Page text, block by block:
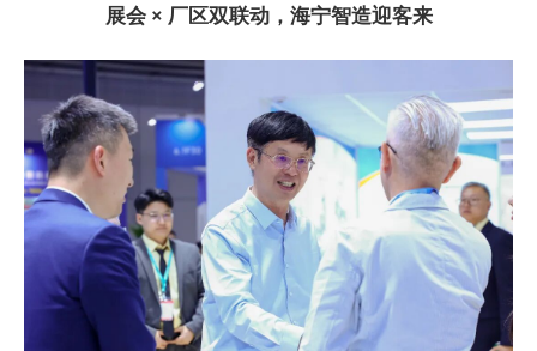
展会 × 厂区双联动，海宁智造迎客来